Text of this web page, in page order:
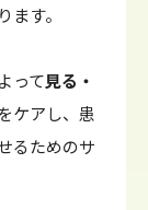
す。
って見る・
ケアし、患
るためのサ